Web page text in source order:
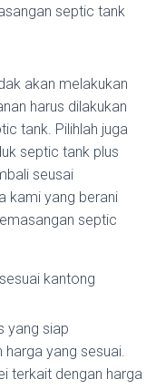
septic tank
akan melakukan
harus dilakukan
tank. Pilihlah juga
septic tank plus
seusai
kami yang berani
septic
kantong
yang siap
harga yang sesuai.
terkait dengan harga